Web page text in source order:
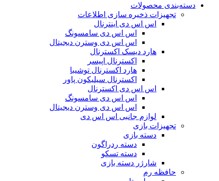
دسته‌بندی محصولات
تجهیزات ذخیره سازی اطلاعات
اس اس دی اینترنال
اس اس دی سامسونگ
اس اس دی وسترن دیجیتال
هارد دیسک اکسترنال
اکسترنال اپیسر
هارد اکسترنال توشیبا
اکسترنال سیلیکون پاور
اس اس دی اکسترنال
اس اس دی سامسونگ
اس اس دی وسترن دیجیتال
لوازم جانبی اس اس دی
تجهیزات بازی
دسته بازی
دسته ردراگون
دسته تسکو
شارژر دسته بازی
حافظه رم